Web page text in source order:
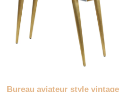
Bureau aviateur style vintage